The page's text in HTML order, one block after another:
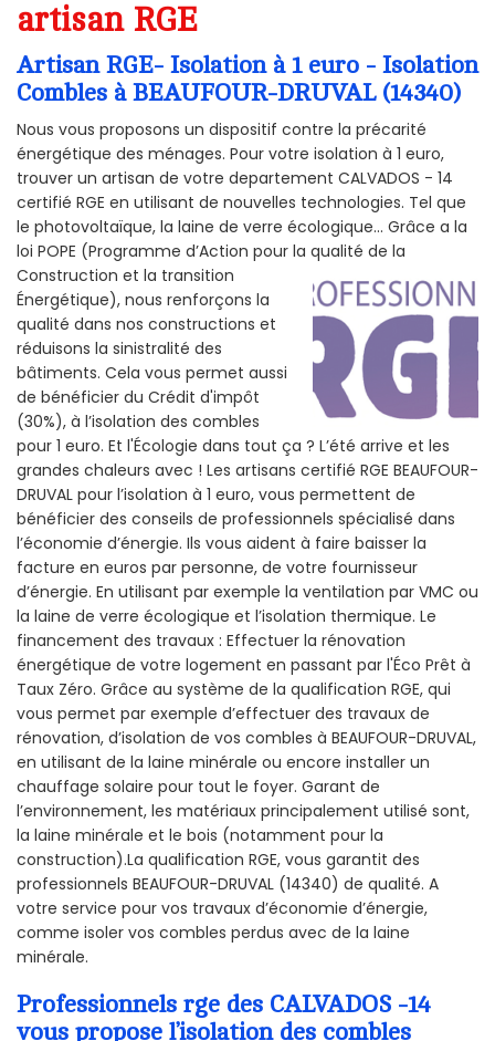
artisan RGE
Artisan RGE- Isolation à 1 euro - Isolation
Combles à BEAUFOUR-DRUVAL (14340)
Nous vous proposons un dispositif contre la précarité
énergétique des ménages. Pour votre isolation à 1 euro,
trouver un artisan de votre departement CALVADOS - 14
certifié RGE en utilisant de nouvelles technologies. Tel que
le photovoltaïque, la laine de verre écologique... Grâce a la
loi POPE (Programme d’Action pour la qualité de la
Construction et la transition
Énergétique), nous renforçons la
qualité dans nos constructions et
réduisons la sinistralité des
bâtiments. Cela vous permet aussi
de bénéficier du Crédit d'impôt
(30%), à l’isolation des combles
pour 1 euro. Et l'Écologie dans tout ça ? L’été arrive et les
grandes chaleurs avec ! Les artisans certifié RGE BEAUFOUR-
DRUVAL pour l’isolation à 1 euro, vous permettent de
bénéficier des conseils de professionnels spécialisé dans
l’économie d’énergie. Ils vous aident à faire baisser la
facture en euros par personne, de votre fournisseur
d’énergie. En utilisant par exemple la ventilation par VMC ou
la laine de verre écologique et l’isolation thermique. Le
financement des travaux : Effectuer la rénovation
énergétique de votre logement en passant par l'Éco Prêt à
Taux Zéro. Grâce au système de la qualification RGE, qui
vous permet par exemple d’effectuer des travaux de
rénovation, d’isolation de vos combles à BEAUFOUR-DRUVAL,
en utilisant de la laine minérale ou encore installer un
chauffage solaire pour tout le foyer. Garant de
l’environnement, les matériaux principalement utilisé sont,
la laine minérale et le bois (notamment pour la
construction).La qualification RGE, vous garantit des
professionnels BEAUFOUR-DRUVAL (14340) de qualité. A
votre service pour vos travaux d’économie d’énergie,
comme isoler vos combles perdus avec de la laine
minérale.
Professionnels rge des CALVADOS -14
vous propose l’isolation des combles